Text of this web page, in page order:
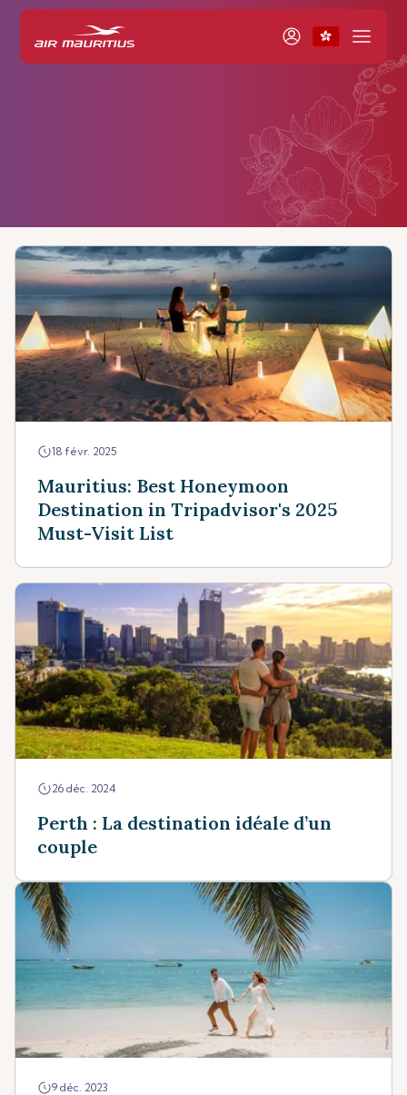
18 févr. 2025
Mauritius: Best Honeymoon
Destination in Tripadvisor's 2025
Must-Visit List
26 déc. 2024
Perth : La destination idéale d’un
couple
9 déc. 2023